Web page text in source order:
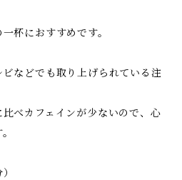
杯におすすめです。
ビなどでも取り上げられている注
べカフェインが少ないので、心